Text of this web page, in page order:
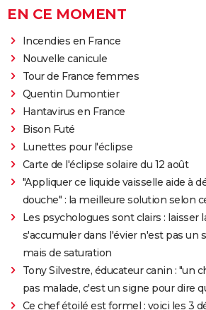
EN CE MOMENT
Incendies en France
Nouvelle canicule
Tour de France femmes
Quentin Dumontier
Hantavirus en France
Bison Futé
Lunettes pour l'éclipse
Carte de l'éclipse solaire du 12 août
"Appliquer ce liquide vaisselle aide à
douche" : la meilleure solution selon
Les psychologues sont clairs : laisser
s'accumuler dans l'évier n'est pas un
mais de saturation
Tony Silvestre, éducateur canin : "un
pas malade, c'est un signe pour dire
Ce chef étoilé est formel : voici les 3